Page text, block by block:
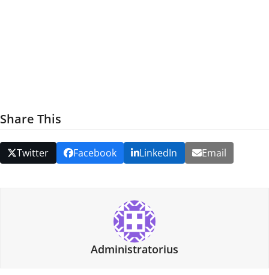
Share This
Twitter Facebook LinkedIn Email
Administratorius